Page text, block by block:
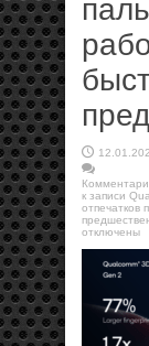
к записи
отпечатков
отключены